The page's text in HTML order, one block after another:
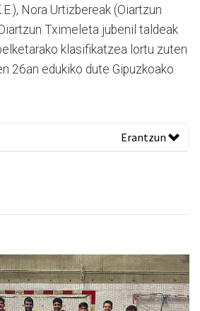
Nora Urtizbereak (Oiartzun
Tximeleta jubenil taldeak
klasifikatzea lortu zuten
26an edukiko dute Gipuzkoako
Erantzun